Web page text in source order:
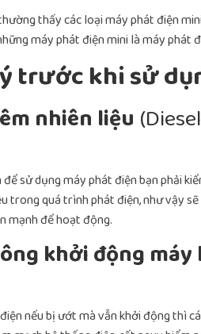
thấy các loại máy phát điện
máy phát điện mini là máy phát
trước khi sử
nhiên liệu (
để sử dụng máy phát điện bạn phải
trong quá trình phát điện, như vậy
mạnh để hoạt động.
khởi động
nếu bị ướt mà vẫn khởi động thì